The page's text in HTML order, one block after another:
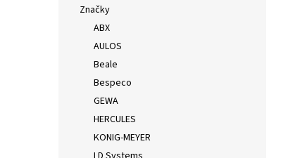
Značky
ABX
AULOS
Beale
Bespeco
GEWA
HERCULES
KONIG-MEYER